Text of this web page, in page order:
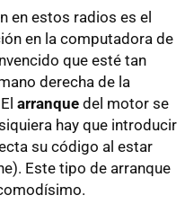
en estos radios es el
en la computadora de
que esté tan
derecha de la
arranque del motor se
hay que introducir
su código al estar
Este tipo de arranque